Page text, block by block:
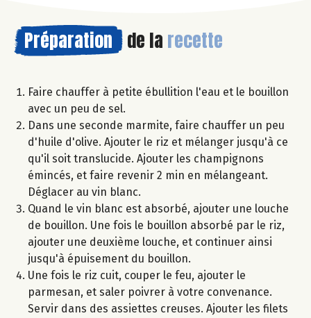
Préparation de la recette
Faire chauffer à petite ébullition l'eau et le bouillon
avec un peu de sel.
Dans une seconde marmite, faire chauffer un peu
d'huile d'olive. Ajouter le riz et mélanger jusqu'à ce
qu'il soit translucide. Ajouter les champignons
émincés, et faire revenir 2 min en mélangeant.
Déglacer au vin blanc.
Quand le vin blanc est absorbé, ajouter une louche
de bouillon. Une fois le bouillon absorbé par le riz,
ajouter une deuxième louche, et continuer ainsi
jusqu'à épuisement du bouillon.
Une fois le riz cuit, couper le feu, ajouter le
parmesan, et saler poivrer à votre convenance.
Servir dans des assiettes creuses. Ajouter les filets